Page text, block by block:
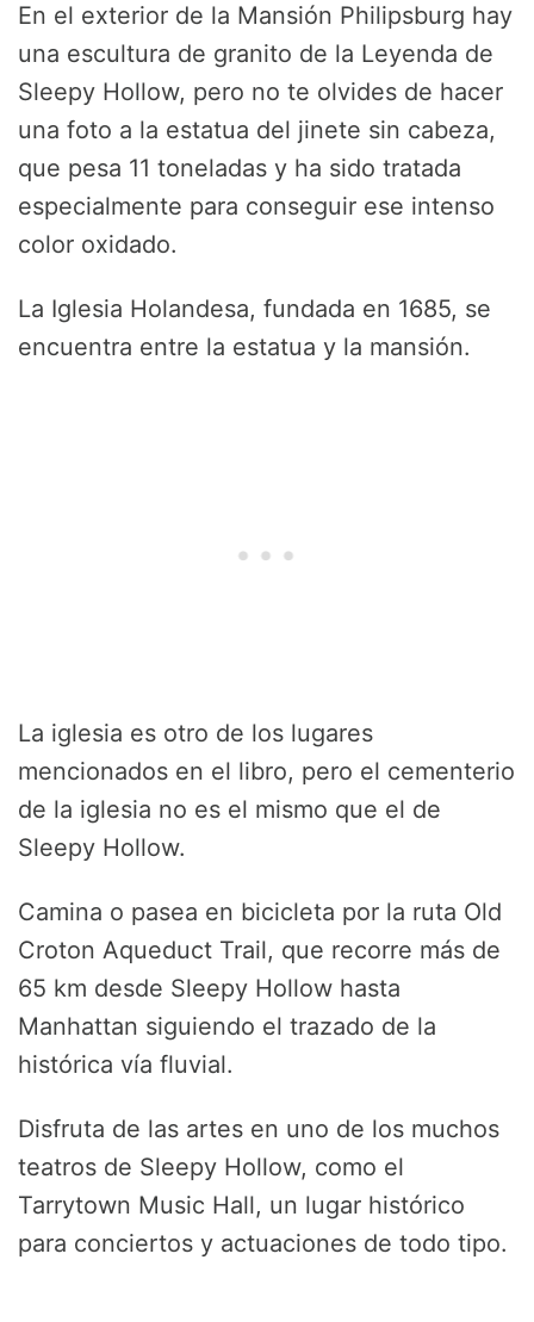
En el exterior de la Mansión Philipsburg hay
una escultura de granito de la Leyenda de
Sleepy Hollow, pero no te olvides de hacer
una foto a la estatua del jinete sin cabeza,
que pesa 11 toneladas y ha sido tratada
especialmente para conseguir ese intenso
color oxidado.
La Iglesia Holandesa, fundada en 1685, se
encuentra entre la estatua y la mansión.
La iglesia es otro de los lugares
mencionados en el libro, pero el cementerio
de la iglesia no es el mismo que el de
Sleepy Hollow.
Camina o pasea en bicicleta por la ruta Old
Croton Aqueduct Trail, que recorre más de
65 km desde Sleepy Hollow hasta
Manhattan siguiendo el trazado de la
histórica vía fluvial.
Disfruta de las artes en uno de los muchos
teatros de Sleepy Hollow, como el
Tarrytown Music Hall, un lugar histórico
para conciertos y actuaciones de todo tipo.